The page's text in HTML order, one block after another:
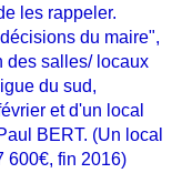
les rappeler.
du maire",
des salles/ locaux
du sud,
et d'un local
BERT. (Un local
600€, fin 2016)